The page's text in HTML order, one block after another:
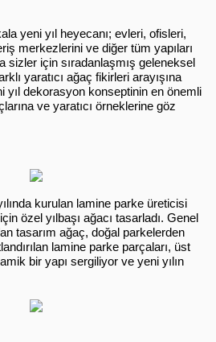
yeni yıl heyecanı; evleri, ofisleri,
merkezlerini ve diğer tüm yapıları
sizler için sıradanlaşmış geleneksel
yaratıcı ağaç fikirleri arayışına
yıl dekorasyon konseptinin en önemli
ve yaratıcı örneklerine göz
kurulan lamine parke üreticisi
özel yılbaşı ağacı tasarladı. Genel
tasarım ağaç, doğal parkelerden
lamine parke parçaları, üst
bir yapı sergiliyor ve yeni yılın